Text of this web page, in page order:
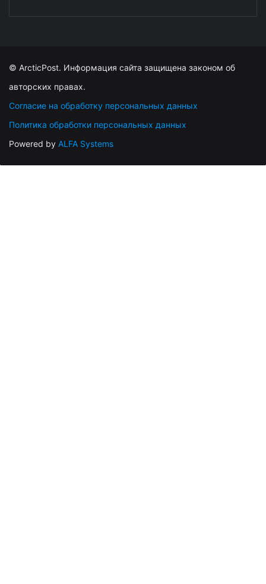
© ArcticPost. Информация сайта защищена законом об
авторских правах.
Согласие на обработку персональных данных
Политика обработки персональных данных
Powered by ALFA Systems